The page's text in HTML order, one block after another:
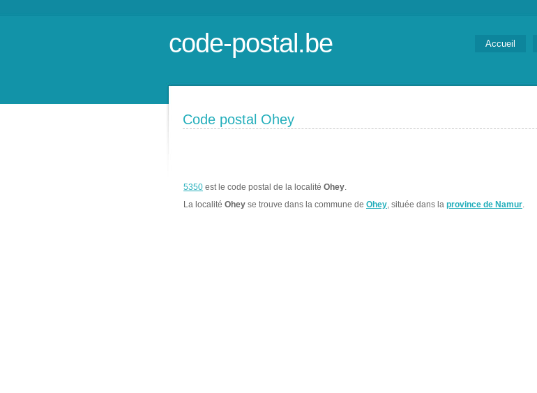
code-postal.be Accueil
Code postal Ohey
5350 est le code postal de la localité Ohey.
La localité Ohey se trouve dans la commune de Ohey, située dans la province de Namur.